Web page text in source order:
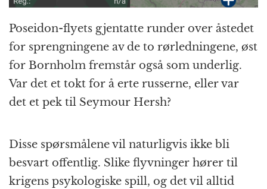
Poseidon-flyets gjentatte runder over åstedet
for sprengningene av de to rørledningene, øst
for Bornholm fremstår også som underlig.
Var det et tokt for å erte russerne, eller var
det et pek til Seymour Hersh?
Disse spørsmålene vil naturligvis ikke bli
besvart offentlig. Slike flyvninger hører til
krigens psykologiske spill, og det vil alltid